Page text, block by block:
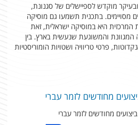
ובעיקר מוקדש לספיישלים של סגנונת,
מסויימים. בתכנית תשמעו גם מוסיקה
היא במוסיקה ישראלית, זאת
המגוונת והמשוגעת שנעשית בארץ. בין
פרטי טריוויה ושטויות הומוריסטיות
מחודשים לזמר עברי
ביצועים מחודשים לזמר עברי